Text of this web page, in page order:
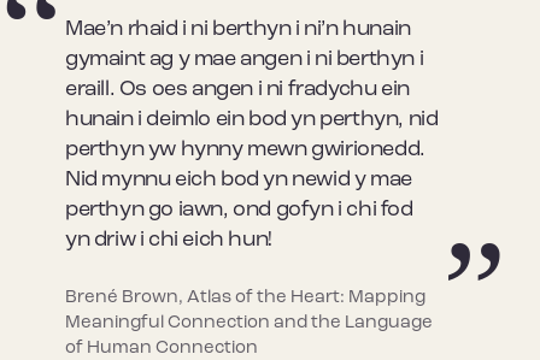
Mae’n rhaid i ni berthyn i ni’n hunain
gymaint ag y mae angen i ni berthyn i
eraill. Os oes angen i ni fradychu ein
hunain i deimlo ein bod yn perthyn, nid
perthyn yw hynny mewn gwirionedd.
Nid mynnu eich bod yn newid y mae
perthyn go iawn, ond gofyn i chi fod
yn driw i chi eich hun!
Brené Brown, Atlas of the Heart: Mapping
Meaningful Connection and the Language
of Human Connection